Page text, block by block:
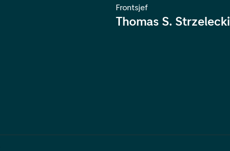
Frontsjef
Thomas S. Strzelecki